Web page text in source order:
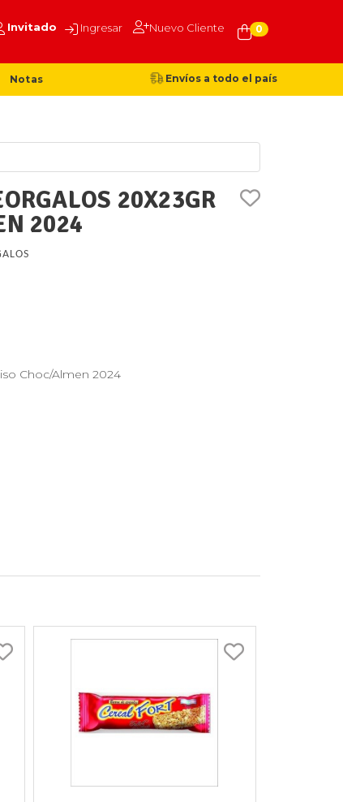
Invitado Ingresar Nuevo Cliente 0
Notas Envíos a todo el país
20X23GR
2024
Choc/Almen 2024